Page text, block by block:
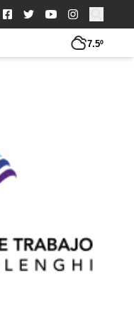
Buscar:
7.5º